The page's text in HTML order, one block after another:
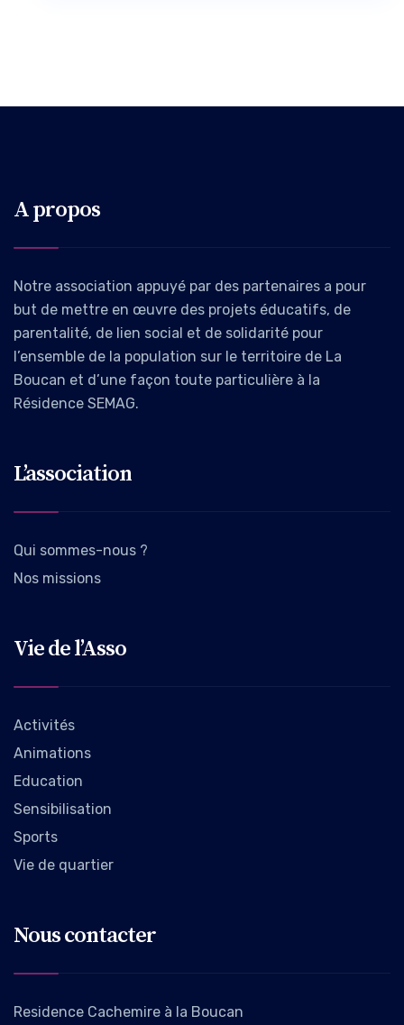
A propos
Notre association appuyé par des partenaires a pour
but de mettre en œuvre des projets éducatifs, de
parentalité, de lien social et de solidarité pour
l’ensemble de la population sur le territoire de La
Boucan et d’une façon toute particulière à la
Résidence SEMAG.
L’association
Qui sommes-nous ?
Nos missions
Vie de l’Asso
Activités
Animations
Education
Sensibilisation
Sports
Vie de quartier
Nous contacter
Residence Cachemire à la Boucan